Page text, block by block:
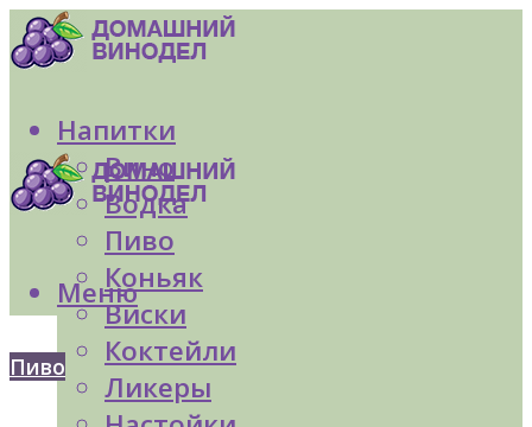
Напитки
Вино
Водка
Пиво
Коньяк
Виски
Коктейли
Ликеры
Меню
Пиво